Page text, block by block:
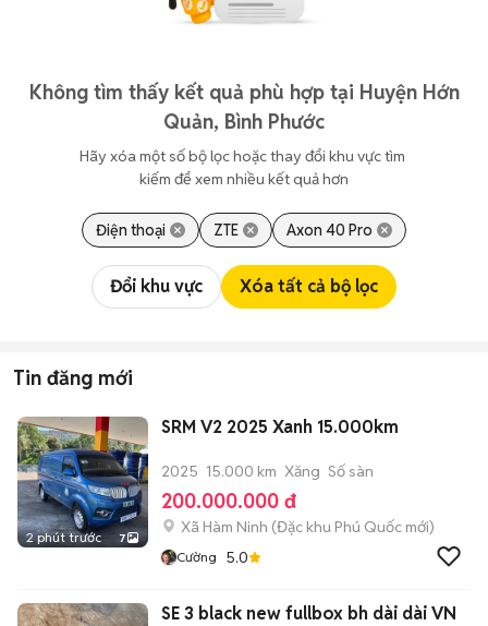
Không tìm thấy kết quả phù hợp tại Huyện Hớn
Quản, Bình Phước
Hãy xóa một số bộ lọc hoặc thay đổi khu vực tìm
kiếm để xem nhiều kết quả hơn
Điện thoại ZTE Axon 40 Pro
Đổi khu vực Xóa tất cả bộ lọc
Tin đăng mới
2 phút trước 7
SRM V2 2025 Xanh 15.000km
2025 15.000 km Xăng Số sàn
200.000.000 đ
Xã Hàm Ninh (Đặc khu Phú Quốc mới)
Cường 5.0
SE 3 black new fullbox bh dài dài VN